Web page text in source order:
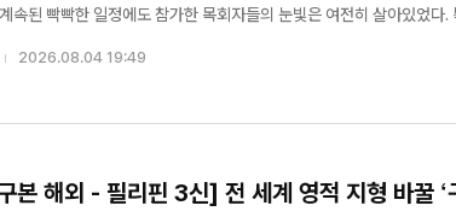
된 빡빡한 일정에도 참가한 목회자들의 눈빛은 여전히 살아있었다. 특히 첫날 개회예배 메시지를 전했던 필리핀·
네시아 나사렛교회 총괄책임자 Dr. Arnel Philiin(아르넬 필린) 감독은
사 말씀에 깊은 경...
2026.08.04 19:49
본 해외 - 필리핀 3신] 전 세계 영적 지형 바꿀 ‘